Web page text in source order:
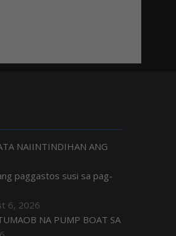
NAIINTINDIHAN ANG
paggastos susi sa pag-
6, 2026
NA PUMP BOAT SA